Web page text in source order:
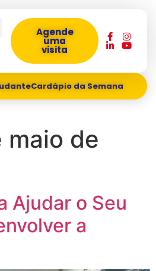
Agende
uma
visita
Cardápio da Semana
maio de
Ajudar o Seu
a